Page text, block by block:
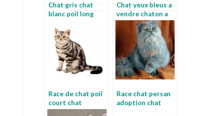
Chat gris chat
blanc poil long
Chat yeux bleus a
vendre chaton a
vendre ou a
donner
Race de chat poil
court chat
himalayen
Race chat persan
adoption chat